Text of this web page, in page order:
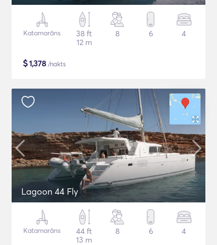
Katamarāns
38 ft
12 m
8 6 4
$1,378 /nakts
Lagoon 44 Fly
Katamarāns
44 ft
13 m
8 6 4